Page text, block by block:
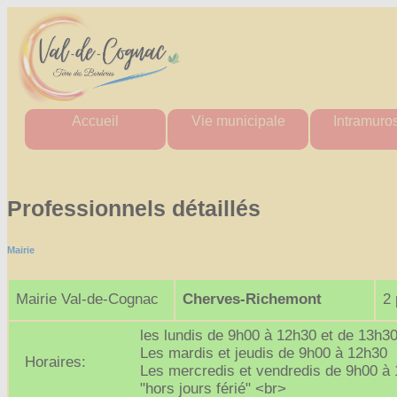
Accueil
Département
Région
Vie municipale
Les élus
Actes administratifs
Espace France Services
Admin
Professionnels détaillés
Mairie
Mairie Val-de-Cognac Cherves-Richemont 2
Horaires:
les lundis de 9h00 à 12h30 et de
Les mardis et jeudis de 9h00 à 12h30
Les mercredis et vendredis de 9h00 à
"hors jours férié" <br>